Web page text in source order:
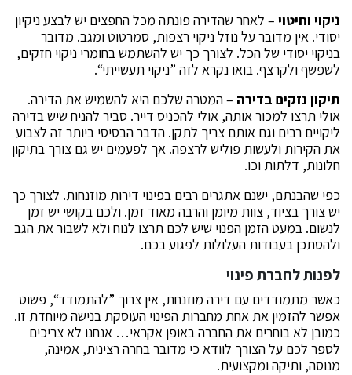
ניקוי וחיטוי – לאחר שהדירה פונתה מכל החפצים יש לבצע ניקיון
יסודי. אין מדובר על נוזל ניקוי רצפות, סמרטוט ומגב. מדובר
בניקוי יסודי של הכל. לצורך כך יש להשתמש בחומרי ניקוי חזקים,
לשפשף ולקרצף. בואו נקרא לזה ”ניקוי תעשייתי“.
תיקון נזקים בדירה – המטרה שלכם היא להשמיש את הדירה.
אולי תרצו למכור אותה, אולי להכניס דייר. סביר להניח שיש בדירה
ליקויים רבים וגם אותם צריך לתקן. הדבר הבסיסי ביותר זה לצבוע
את הקירות ולעשות פוליש לרצפה. אך לפעמים יש גם צורך בתיקון
חלונות, דלתות וכו.
כפי שהבנתם, ישנם אתגרים רבים בפינוי דירות מוזנחות. לצורך כך
יש צורך בציוד, צוות מיומן והרבה מאוד זמן. ולכם בקושי יש זמן
לנשום. במעט הזמן הפנוי שיש לכם תרצו לנוח ולא לשבור את הגב
ולהסתכן בעבודות העלולות לפגוע בכם.
לפנות לחברת פינוי
כאשר מתמודדים עם דירה מוזנחת, אין צרוך ”להתמודד“, פשוט
אפשר להזמין את אחת מחברות הפינוי העוסקת בנישה מיוחדת זו.
כמובן לא בוחרים את החברה באופן אקראי… אנחנו לא צריכים
לספר לכם על הצורך לוודא כי מדובר בחרה רצינית, אמינה,
מנוסה, ותיקה ומקצועית.